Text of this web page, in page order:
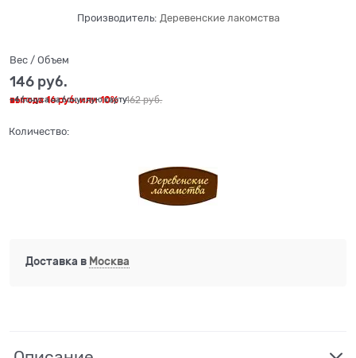
Производитель: Деревенские лакомства
Вес / Объем
162 руб.
146 руб.
выгода16 руб.или10%
+4 бонуса на бонусную карту
Количество:
Доставка в Москва